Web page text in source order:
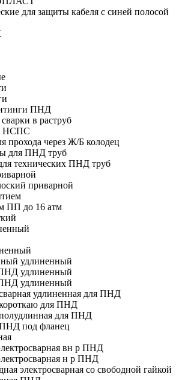
для защиты кабеля с синей полосой
ПНД
в раструб
НСПС
прохода через Ж/Б колодец
для ПНД труб
технических ПНД труб
приварной
ПП до 16 атм
удлиненный
удлиненный
удлиненный
удлиненная для ПНД
для ПНД
для ПНД
ПНД под фланец
вн р ПНД
н р ПНД
электросварная со свободной гайкой